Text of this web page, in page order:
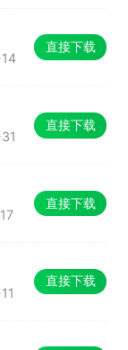
直接下载
直接下载
直接下载
直接下载